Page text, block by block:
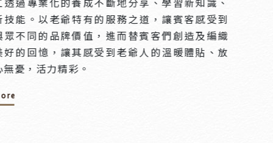
技能。以老爺特有的服務之道，讓賓客感受到
眾不同的品牌價值，進而替賓客們創造及編織
好的回憶，讓其感受到老爺人的溫暖體貼、放
無憂，活力精彩。